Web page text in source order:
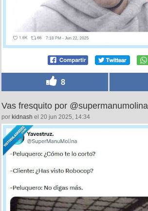
8
Vas fresquito por @supermanumolina
por kidnash el 20 jun 2025, 14:34